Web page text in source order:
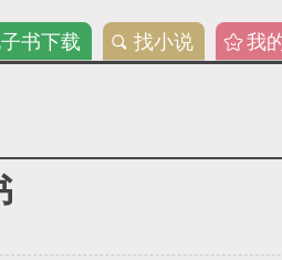
书下载 找小说 我